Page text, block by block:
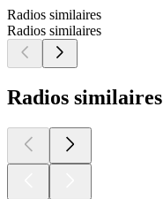
Radios similaires
Radios similaires
Radios similaires